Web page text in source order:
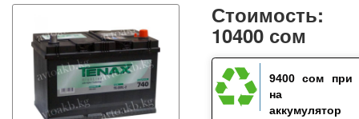
Стоимость:
10400 сом
9400 сом при
на
аккумулятор